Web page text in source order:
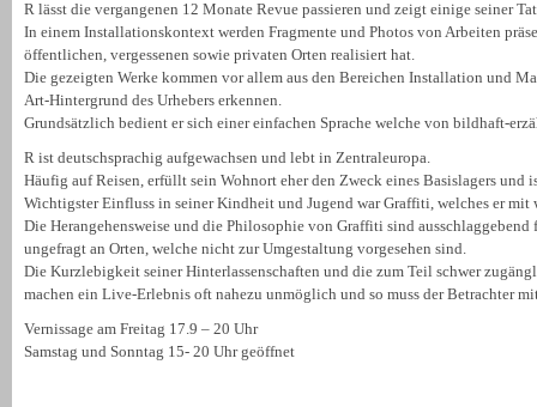
R lässt die vergangenen 12 Monate Revue passieren und zeigt einige seiner
In einem Installationskontext werden Fragmente und Photos von Arbeiten
öffentlichen, vergessenen sowie privaten Orten realisiert hat.
Die gezeigten Werke kommen vor allem aus den Bereichen Installation und
Art-Hintergrund des Urhebers erkennen.
Grundsätzlich bedient er sich einer einfachen Sprache welche von bildhaft-
R ist deutschsprachig aufgewachsen und lebt in Zentraleuropa.
Häufig auf Reisen, erfüllt sein Wohnort eher den Zweck eines Basislagers und
Wichtigster Einfluss in seiner Kindheit und Jugend war Graffiti, welches er
Die Herangehensweise und die Philosophie von Graffiti sind
ungefragt an Orten, welche nicht zur Umgestaltung vorgesehen sind.
Die Kurzlebigkeit seiner Hinterlassenschaften und die zum Teil schwer
machen ein Live-Erlebnis oft nahezu unmöglich und so muss der Betrachter
Vernissage am Freitag 17.9 – 20 Uhr
Samstag und Sonntag 15- 20 Uhr geöffnet